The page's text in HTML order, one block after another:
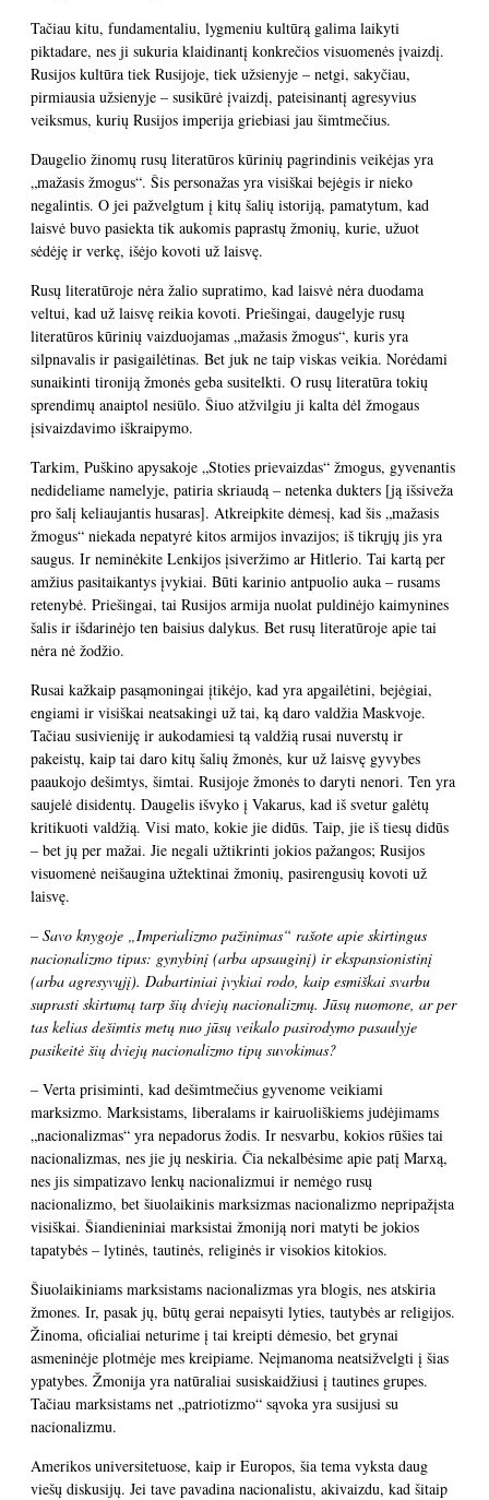
Tačiau kitu, fundamentaliu, lygmeniu kultūrą galima laikyti
piktadare, nes ji sukuria klaidinantį konkrečios visuomenės įvaizdį.
Rusijos kultūra tiek Rusijoje, tiek užsienyje – netgi, sakyčiau,
pirmiausia užsienyje – susikūrė įvaizdį, pateisinantį agresyvius
veiksmus, kurių Rusijos imperija griebiasi jau šimtmečius.
Daugelio žinomų rusų literatūros kūrinių pagrindinis veikėjas yra
„mažasis žmogus“. Šis personažas yra visiškai bejėgis ir nieko
negalintis. O jei pažvelgtum į kitų šalių istoriją, pamatytum, kad
laisvė buvo pasiekta tik aukomis paprastų žmonių, kurie, užuot
sėdėję ir verkę, išėjo kovoti už laisvę.
Rusų literatūroje nėra žalio supratimo, kad laisvė nėra duodama
veltui, kad už laisvę reikia kovoti. Priešingai, daugelyje rusų
literatūros kūrinių vaizduojamas „mažasis žmogus“, kuris yra
silpnavalis ir pasigailėtinas. Bet juk ne taip viskas veikia. Norėdami
sunaikinti tironiją žmonės geba susitelkti. O rusų literatūra tokių
sprendimų anaiptol nesiūlo. Šiuo atžvilgiu ji kalta dėl žmogaus
įsivaizdavimo iškraipymo.
Tarkim, Puškino apysakoje „Stoties prievaizdas“ žmogus, gyvenantis
nedideliame namelyje, patiria skriaudą – netenka dukters [ją išsiveža
pro šalį keliaujantis husaras]. Atkreipkite dėmesį, kad šis „mažasis
žmogus“ niekada nepatyrė kitos armijos invazijos; iš tikrųjų jis yra
saugus. Ir neminėkite Lenkijos įsiveržimo ar Hitlerio. Tai kartą per
amžius pasitaikantys įvykiai. Būti karinio antpuolio auka – rusams
retenybė. Priešingai, tai Rusijos armija nuolat puldinėjo kaimynines
šalis ir išdarinėjo ten baisius dalykus. Bet rusų literatūroje apie tai
nėra nė žodžio.
Rusai kažkaip pasąmoningai įtikėjo, kad yra apgailėtini, bejėgiai,
engiami ir visiškai neatsakingi už tai, ką daro valdžia Maskvoje.
Tačiau susivieniję ir aukodamiesi tą valdžią rusai nuverstų ir
pakeistų, kaip tai daro kitų šalių žmonės, kur už laisvę gyvybes
paaukojo dešimtys, šimtai. Rusijoje žmonės to daryti nenori. Ten yra
saujelė disidentų. Daugelis išvyko į Vakarus, kad iš svetur galėtų
kritikuoti valdžią. Visi mato, kokie jie didūs. Taip, jie iš tiesų didūs
– bet jų per mažai. Jie negali užtikrinti jokios pažangos; Rusijos
visuomenė neišaugina užtektinai žmonių, pasirengusių kovoti už
laisvę.
– Savo knygoje „Imperializmo pažinimas“ rašote apie skirtingus
nacionalizmo tipus: gynybinį (arba apsauginį) ir ekspansionistinį
(arba agresyvųjį). Dabartiniai įvykiai rodo, kaip esmiškai svarbu
suprasti skirtumą tarp šių dviejų nacionalizmų. Jūsų nuomone, ar per
tas kelias dešimtis metų nuo jūsų veikalo pasirodymo pasaulyje
pasikeitė šių dviejų nacionalizmo tipų suvokimas?
– Verta prisiminti, kad dešimtmečius gyvenome veikiami
marksizmo. Marksistams, liberalams ir kairuoliškiems judėjimams
„nacionalizmas“ yra nepadorus žodis. Ir nesvarbu, kokios rūšies tai
nacionalizmas, nes jie jų neskiria. Čia nekalbėsime apie patį Marxą,
nes jis simpatizavo lenkų nacionalizmui ir nemėgo rusų
nacionalizmo, bet šiuolaikinis marksizmas nacionalizmo nepripažįsta
visiškai. Šiandieniniai marksistai žmoniją nori matyti be jokios
tapatybės – lytinės, tautinės, religinės ir visokios kitokios.
Šiuolaikiniams marksistams nacionalizmas yra blogis, nes atskiria
žmones. Ir, pasak jų, būtų gerai nepaisyti lyties, tautybės ar religijos.
Žinoma, oficialiai neturime į tai kreipti dėmesio, bet grynai
asmeninėje plotmėje mes kreipiame. Neįmanoma neatsižvelgti į šias
ypatybes. Žmonija yra natūraliai susiskaidžiusi į tautines grupes.
Tačiau marksistams net „patriotizmo“ sąvoka yra susijusi su
nacionalizmu.
Amerikos universitetuose, kaip ir Europos, šia tema vyksta daug
viešų diskusijų. Jei tave pavadina nacionalistu, akivaizdu, kad šitaip